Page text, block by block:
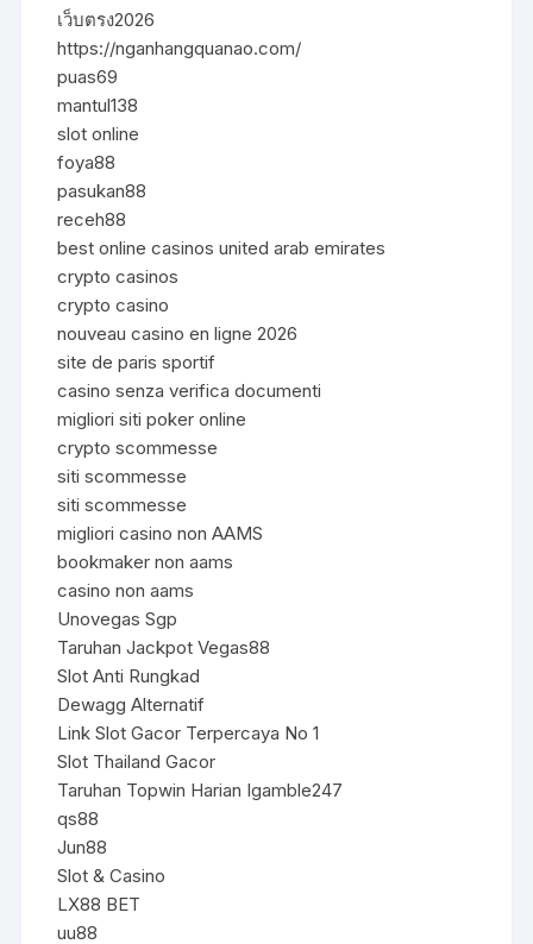
เว็บตรง2026
https://nganhangquanao.com/
puas69
mantul138
slot online
foya88
pasukan88
receh88
best online casinos united arab emirates
crypto casinos
crypto casino
nouveau casino en ligne 2026
site de paris sportif
casino senza verifica documenti
migliori siti poker online
crypto scommesse
siti scommesse
siti scommesse
migliori casino non AAMS
bookmaker non aams
casino non aams
Unovegas Sgp
Taruhan Jackpot Vegas88
Slot Anti Rungkad
Dewagg Alternatif
Link Slot Gacor Terpercaya No 1
Slot Thailand Gacor
Taruhan Topwin Harian Igamble247
qs88
Jun88
Slot & Casino
LX88 BET
uu88